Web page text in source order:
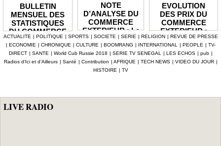
BULLETIN
MENSUEL DES
STATISTIQUES
DU COMMERCE
EXTERIEUR : Le
solde de la
balance
commerciale se
NOTE
D’ANALYSE DU
COMMERCE
EXTERIEUR : Le
déficit de la
balance
commerciale se
réduit en 2025
de 1 935,1
EVOLUTION
DES PRIX DU
COMMERCE
EXTERIEUR :
Les prix des
produits
importés en
hausse de 3,1%
ACTUALITE | POLITIQUE | SPORTS | SOCIETE | SERIE | RELIGION | REVUE DE PRESSE
| ECONOMIE | CHRONIQUE | CULTURE | BOOMRANG | INTERNATIONAL | PEOPLE | TV-
DIRECT | SANTE | World Cub Russie 2018 | SERIE TV SENEGAL | LES ECHOS | pub |
Radios d’Ici et d’Ailleurs | Santé | Contribution | AFRIQUE | TECH NEWS | VIDEO DU JOUR |
HISTOIRE | TV
LIVE RADIO